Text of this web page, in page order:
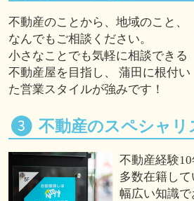
不動産のことから、地域のこと、
なんでもご相談ください。
小さなことでも気軽に相談できる
不動産屋を目指し、 蒲田に根付い
た営業スタイルが強みです！
不動産のスペシャリ
不動産経験
多数在籍し
幅広い知識で